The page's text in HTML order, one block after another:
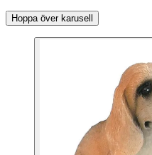
Hoppa över karusell